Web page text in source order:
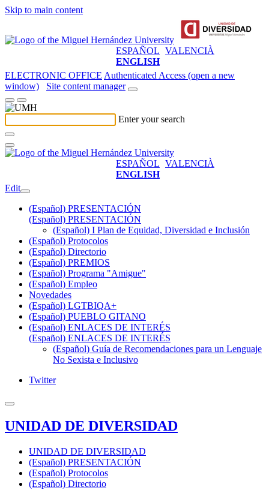
Skip to main content
ESPAÑOL VALENCIÀ
ENGLISH
ELECTRONIC OFFICE Authenticated Access (open a new
window)
Site content manager
Enter your search
ESPAÑOL VALENCIÀ
ENGLISH
Edit
(Español) PRESENTACIÓN
(Español) PRESENTACIÓN
(Español) I Plan de Equidad, Diversidad e Inclusión
(Español) Protocolos
(Español) Directorio
(Español) PREMIOS
(Español) Programa "Amigue"
(Español) Empleo
Novedades
(Español) LGTBIQA+
(Español) PUEBLO GITANO
(Español) ENLACES DE INTERÉS
(Español) ENLACES DE INTERÉS
(Español) Guía de Recomendaciones para un Lenguaje
No Sexista e Inclusivo
Twitter
UNIDAD DE DIVERSIDAD
UNIDAD DE DIVERSIDAD
(Español) PRESENTACIÓN
(Español) Protocolos
(Español) Directorio